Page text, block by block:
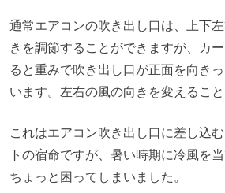
通常エアコンの吹き出し口は、上下
きを調節することができますが、カ
ると重みで吹き出し口が正面を向き
います。左右の風の向きを変えること
これはエアコン吹き出し口に差し込
トの宿命ですが、暑い時期に冷風を
ちょっと困ってしまいました。